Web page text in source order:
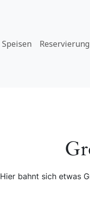
Speisen Reservierung
Hier bahnt sich etwas